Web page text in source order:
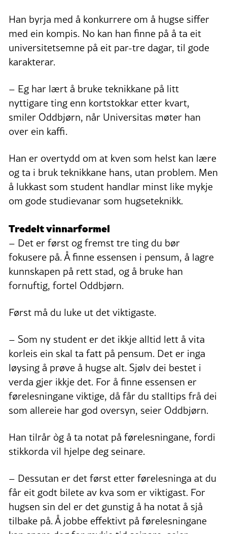
Han byrja med å konkurrere om å hugse siffer
med ein kompis. No kan han finne på å ta eit
universitetsemne på eit par-tre dagar, til gode
karakterar.
– Eg har lært å bruke teknikkane på litt
nyttigare ting enn kortstokkar etter kvart,
smiler Oddbjørn, når Universitas møter han
over ein kaffi.
Han er overtydd om at kven som helst kan lære
og ta i bruk teknikkane hans, utan problem. Men
å lukkast som student handlar minst like mykje
om gode studievanar som hugseteknikk.
Tredelt vinnarformel
– Det er først og fremst tre ting du bør
fokusere på. Å finne essensen i pensum, å lagre
kunnskapen på rett stad, og å bruke han
fornuftig, fortel Oddbjørn.
Først må du luke ut det viktigaste.
– Som ny student er det ikkje alltid lett å vita
korleis ein skal ta fatt på pensum. Det er inga
løysing å prøve å hugse alt. Sjølv dei bestet i
verda gjer ikkje det. For å finne essensen er
førelesningane viktige, då får du stalltips frå dei
som allereie har god oversyn, seier Oddbjørn.
Han tilrår òg å ta notat på førelesningane, fordi
stikkorda vil hjelpe deg seinare.
– Dessutan er det først etter førelesninga at du
får eit godt bilete av kva som er viktigast. For
hugsen sin del er det gunstig å ha notat å sjå
tilbake på. Å jobbe effektivt på førelesningane